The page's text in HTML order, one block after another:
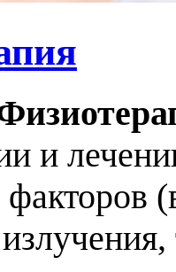
и